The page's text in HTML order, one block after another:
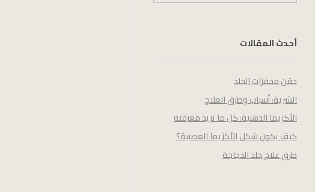
أحدث المقالات
حقن محفزات الجلد
الشرية: أسباب وطرق العلاج
الأكزيما الدهنية: كل ما تريد معرفته
كيف يكون شكل الأكزيما العصبية؟
طرق علاج جلد الدجاجة